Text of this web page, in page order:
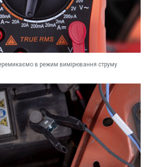
в режим вимірювання струму